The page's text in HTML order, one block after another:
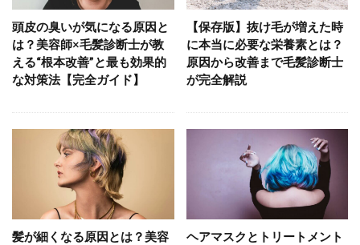
頭皮の臭いが気になる原因と
は？美容師×毛髪診断士が教
える“根本改善”と最も効果的
な対策法【完全ガイド】
【保存版】抜け毛が増えた時
に本当に必要な栄養素とは？
原因から改善まで毛髪診断士
が完全解説
髪が細くなる原因とは？美容
ヘアマスクとトリートメント